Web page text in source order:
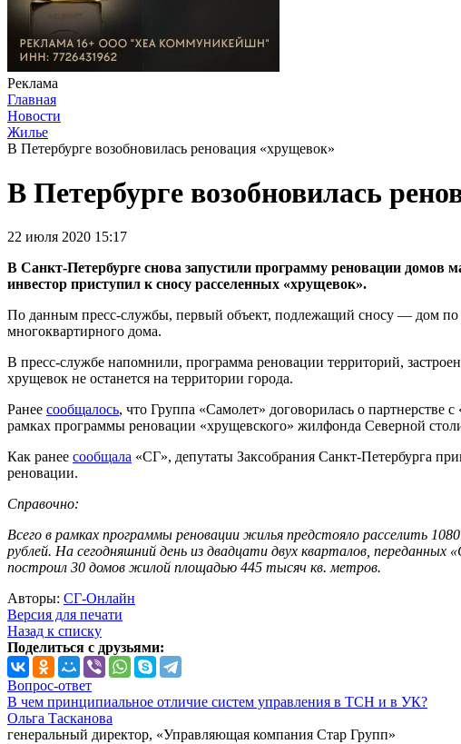
Реклама
Главная
Новости
Жилье
В Петербурге возобновилась реновация «хрущевок»
В Петербурге возобновилась
22 июля 2020 15:17
В Санкт-Петербурге снова запустили программу реновации домов
инвестор приступил к сносу расселенных «хрущевок».
По данным пресс-службы, первый объект, подлежащий сносу — дом по
многоквартирного дома.
В пресс-службе напомнили, программа реновации территорий,
хрущевок не останется на территории города.
Ранее сообщалось, что Группа «Самолет» договорилась о партнерстве
рамках программы реновации «хрущевского» жилфонда Северной
Как ранее сообщала «СГ», депутаты Заксобрания Санкт-Петербурга
реновации.
Справочно:
Всего в рамках программы реновации жилья предстояло расселить
рублей. На сегодняшний день из двадцати двух кварталов,
построил 30 домов жилой площадью 445 тысяч кв. метров.
Авторы: СГ-Онлайн
Версия для печати
Назад к списку
Поделиться с друзьями:
Вопрос-ответ
В чем принципиальное отличие систем управления в ТСН и в УК?
Ольга Тасканова
генеральный директор, «Управляющая компания Стар Групп»